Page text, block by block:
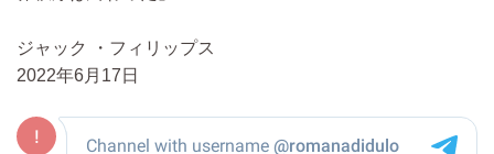
ジャック ・フィリップス
2022年6月17日